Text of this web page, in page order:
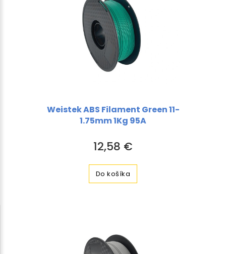
Weistek ABS Filament Green 11-
1.75mm 1Kg 95A
12,58 €
Do košíka